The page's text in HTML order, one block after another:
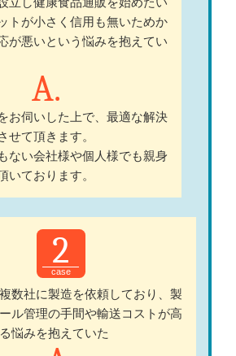
トが小さく信用も無いためか
が悪いという悩みを抱えてい
お伺いした上で、最適な解決
せて頂きます。
ない会社様や個人様でも親身
いております。
2
数社に製造を依頼しており、製
ル管理の手間や輸送コストが高
悩みを抱えていた